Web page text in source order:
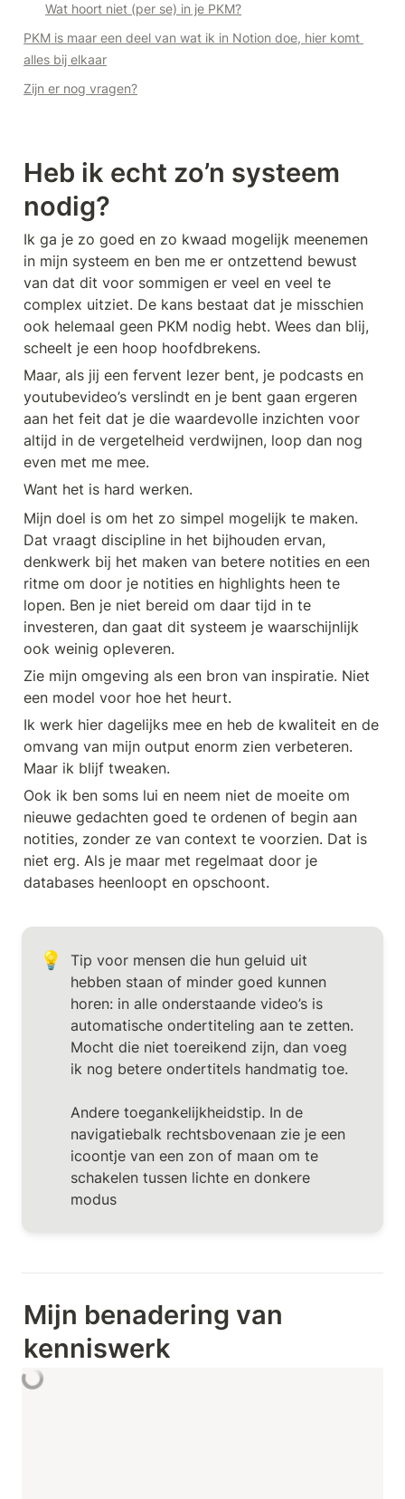
Wat hoort niet (per se) in je PKM?
PKM is maar een deel van wat ik in Notion doe, hier komt
alles bij elkaar
Zijn er nog vragen?
Heb ik echt zo’n systeem
nodig?
Ik ga je zo goed en zo kwaad mogelijk meenemen
in mijn systeem en ben me er ontzettend bewust
van dat dit voor sommigen er veel en veel te
complex uitziet. De kans bestaat dat je misschien
ook helemaal geen PKM nodig hebt. Wees dan blij,
scheelt je een hoop hoofdbrekens.
Maar, als jij een fervent lezer bent, je podcasts en
youtubevideo’s verslindt en je bent gaan ergeren
aan het feit dat je die waardevolle inzichten voor
altijd in de vergetelheid verdwijnen, loop dan nog
even met me mee.
Want het is hard werken.
Mijn doel is om het zo simpel mogelijk te maken.
Dat vraagt discipline in het bijhouden ervan,
denkwerk bij het maken van betere notities en een
ritme om door je notities en highlights heen te
lopen. Ben je niet bereid om daar tijd in te
investeren, dan gaat dit systeem je waarschijnlijk
ook weinig opleveren.
Zie mijn omgeving als een bron van inspiratie. Niet
een model voor hoe het heurt.
Ik werk hier dagelijks mee en heb de kwaliteit en de
omvang van mijn output enorm zien verbeteren.
Maar ik blijf tweaken.
Ook ik ben soms lui en neem niet de moeite om
nieuwe gedachten goed te ordenen of begin aan
notities, zonder ze van context te voorzien. Dat is
niet erg. Als je maar met regelmaat door je
databases heenloopt en opschoont.
💡
Tip voor mensen die hun geluid uit
hebben staan of minder goed kunnen
horen: in alle onderstaande video’s is
automatische ondertiteling aan te zetten.
Mocht die niet toereikend zijn, dan voeg
ik nog betere ondertitels handmatig toe.
Andere toegankelijkheidstip. In de
navigatiebalk rechtsbovenaan zie je een
icoontje van een zon of maan om te
schakelen tussen lichte en donkere
modus
Mijn benadering van
kenniswerk